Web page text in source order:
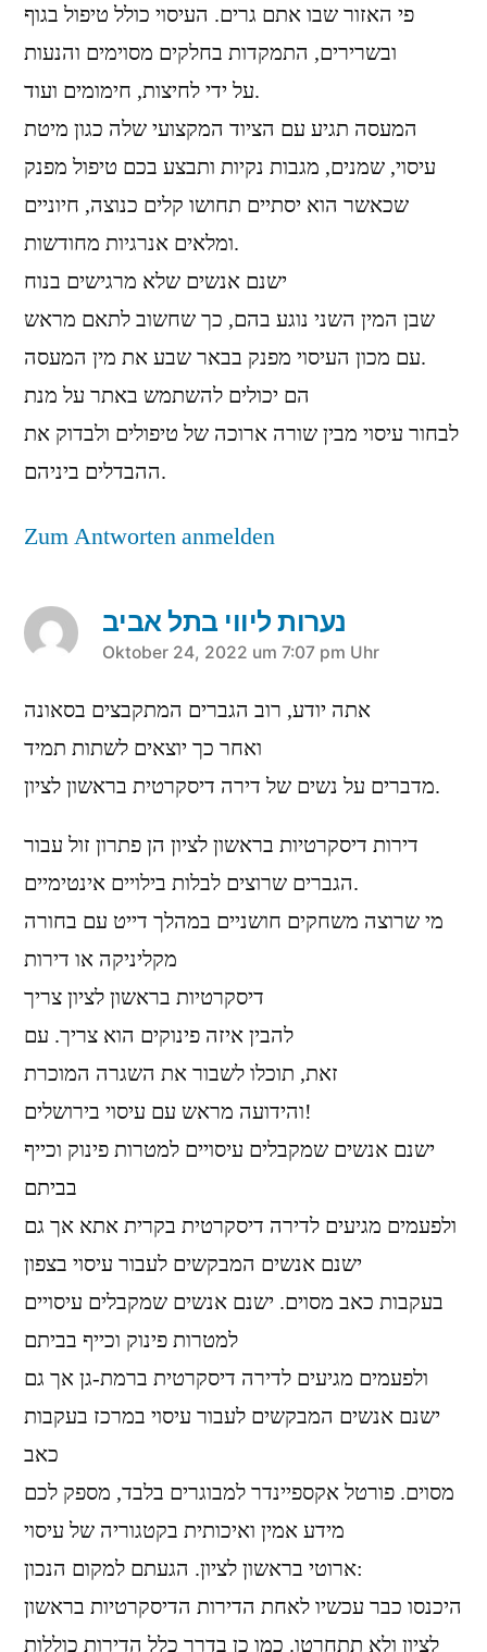
פי האזור שבו אתם גרים. העיסוי כולל טיפול בגוף
ובשרירים, התמקדות בחלקים מסוימים והנעות
על ידי לחיצות, חימומים ועוד.
המעסה תגיע עם הציוד המקצועי שלה כגון מיטת
עיסוי, שמנים, מגבות נקיות ותבצע בכם טיפול מפנק
שכאשר הוא יסתיים תחושו קלים כנוצה, חיוניים
ומלאים אנרגיות מחודשות.
ישנם אנשים שלא מרגישים בנוח
שבן המין השני נוגע בהם, כך שחשוב לתאם מראש
עם מכון העיסוי מפנק בבאר שבע את מין המעסה.
הם יכולים להשתמש באתר על מנת
לבחור עיסוי מבין שורה ארוכה של טיפולים ולבדוק את
ההבדלים ביניהם.
Zum Antworten anmelden
נערות ליווי בתל אביב
sagt:
Oktober 24, 2022 um 7:07 pm Uhr
אתה יודע, רוב הגברים המתקבצים בסאונה
ואחר כך יוצאים לשתות תמיד
מדברים על נשים של דירה דיסקרטית בראשון לציון.
דירות דיסקרטיות בראשון לציון הן פתרון זול עבור
הגברים שרוצים לבלות בילויים אינטימיים.
מי שרוצה משחקים חושניים במהלך דייט עם בחורה
מקליניקה או דירות
דיסקרטיות בראשון לציון צריך
להבין איזה פינוקים הוא צריך. עם
זאת, תוכלו לשבור את השגרה המוכרת
והידועה מראש עם עיסוי בירושלים!
ישנם אנשים שמקבלים עיסויים למטרות פינוק וכייף
בביתם
ולפעמים מגיעים לדירה דיסקרטית בקרית אתא אך גם
ישנם אנשים המבקשים לעבור עיסוי בצפון
בעקבות כאב מסוים. ישנם אנשים שמקבלים עיסויים
למטרות פינוק וכייף בביתם
ולפעמים מגיעים לדירה דיסקרטית ברמת-גן אך גם
ישנם אנשים המבקשים לעבור עיסוי במרכז בעקבות
כאב
מסוים. פורטל אקספיינדר למבוגרים בלבד, מספק לכם
מידע אמין ואיכותית בקטגוריה של עיסוי
ארוטי בראשון לציון. הגעתם למקום הנכון:
היכנסו כבר עכשיו לאחת הדירות הדיסקרטיות בראשון
לציון ולא תתחרטו. כמו כן בדרך כלל הדירות כוללות